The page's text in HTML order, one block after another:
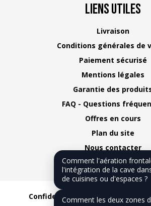
Liens Utiles
Livraison
Conditions générales de
Paiement sécurisé
Mentions légales
Garantie des
FAQ - Questions
Offres en cours
Plan du site
Nous contacter
Notre blog
Confidentialité CGV
Comment l'aération
l'intégration de la cave
de cuisines ou d'espaces ?
Comment les deux zones